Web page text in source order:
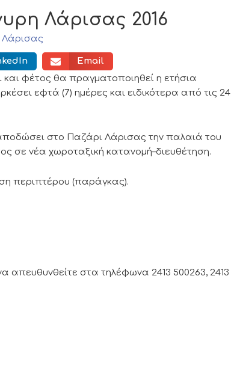
Λάρισας 2016
Λάρισας
Email
φέτος θα πραγματοποιηθεί η ετήσια
εφτά (7) ημέρες και ειδικότερα από τις 24
στο Παζάρι Λάρισας την παλαιά του
σε νέα χωροταξική κατανομή–διευθέτηση.
περιπτέρου (παράγκας).
απευθυνθείτε στα τηλέφωνα 2413 500263, 2413